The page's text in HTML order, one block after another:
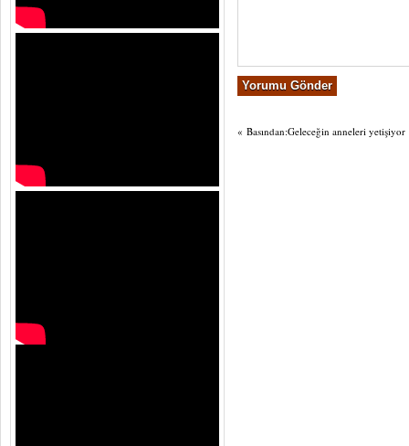
« Basından:Geleceğin anneleri yetişiyor